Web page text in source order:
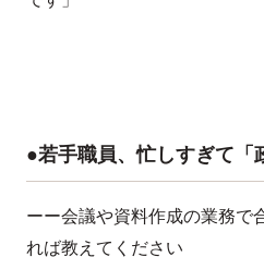
●若手職員、忙しすぎて「
ーー会議や資料作成の業務で
れば教えてください